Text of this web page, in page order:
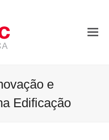
e
Edificação